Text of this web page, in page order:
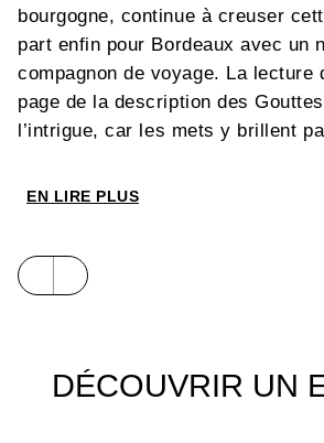
bourgogne, continue à creuser
part enfin pour Bordeaux avec un
compagnon de voyage. La lecture
page de la description des
l’intrigue, car les mets y brillent
EN LIRE PLUS
DÉCOUVRIR UN